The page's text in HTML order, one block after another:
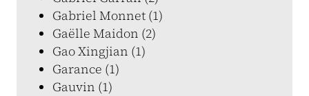
Gabriel Monnet (1)
Gaëlle Maidon (2)
Gao Xingjian (1)
Garance (1)
Gauvin (1)